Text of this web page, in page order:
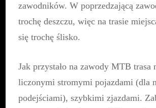
zawodników. W poprzedzającą
trochę deszczu, więc na trasie
się trochę ślisko.
Jak przystało na zawody MTB trasa
liczonymi stromymi pojazdami (dla
podejściami), szybkimi zjazdami.